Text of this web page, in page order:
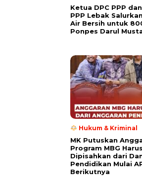
Ketua DPC PPP
PPP Lebak
Air Bersih untuk
Ponpes Darul
Hukum & Kriminal
MK Putuskan
Program MBG Harus
Dipisahkan dari
Pendidikan Mulai
Berikutnya